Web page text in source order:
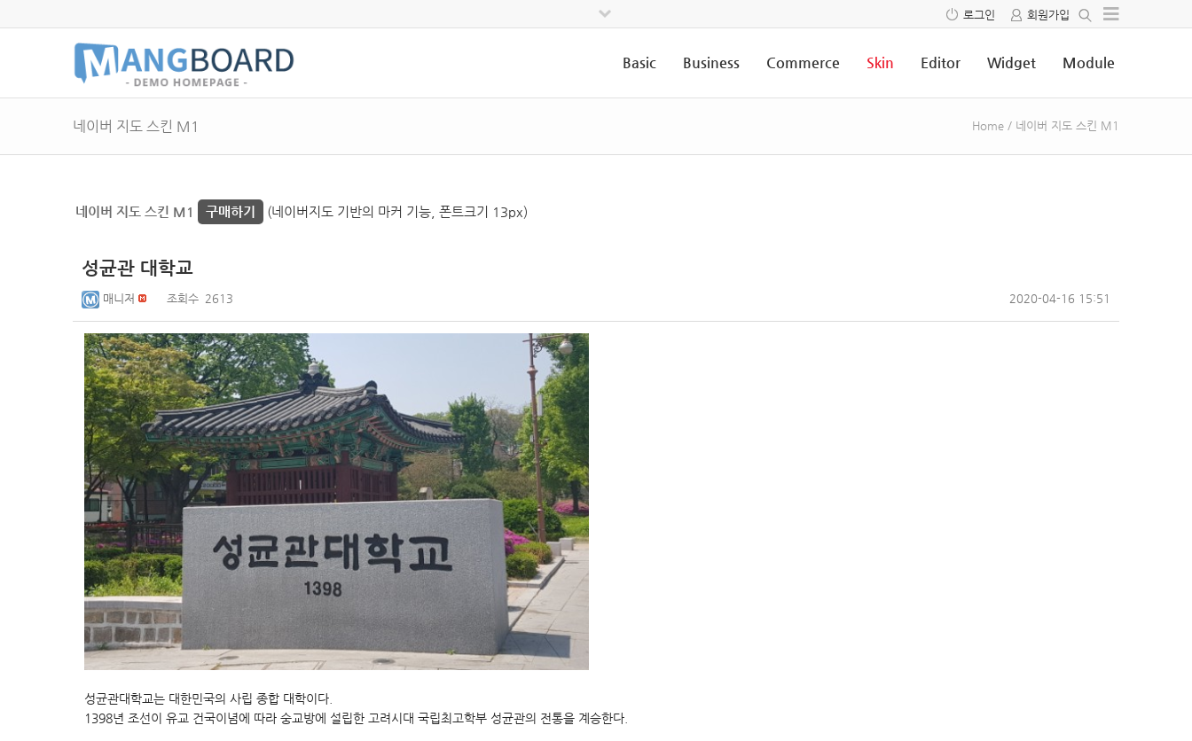
로그인 회원가입
Basic Business Commerce Skin Editor Widget Module
네이버 지도 스킨 M1 Home / 네이버 지도 스킨 M1
네이버 지도 스킨 M1 구매하기 (네이버지도 기반의 마커 기능, 폰트크기 13px)
성균관 대학교
매니저 조회수 2613 2020-04-16 15:51
성균관대학교는 대한민국의 사립 종합 대학이다.
1398년 조선이 유교 건국이념에 따라 숭교방에 설립한 고려시대 국립최고학부 성균관의 전통을 계승한다.